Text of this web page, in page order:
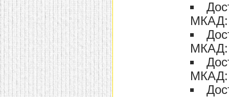
МКАД:
МКАД:
МКАД: